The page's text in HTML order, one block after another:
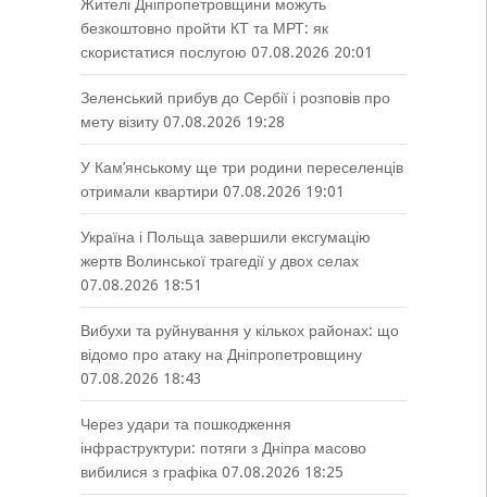
Жителі Дніпропетровщини можуть
безкоштовно пройти КТ та МРТ: як
скористатися послугою 07.08.2026 20:01
Зеленський прибув до Сербії і розповів про
мету візиту 07.08.2026 19:28
У Кам’янському ще три родини переселенців
отримали квартири 07.08.2026 19:01
Україна і Польща завершили ексгумацію
жертв Волинської трагедії у двох селах
07.08.2026 18:51
Вибухи та руйнування у кількох районах: що
відомо про атаку на Дніпропетровщину
07.08.2026 18:43
Через удари та пошкодження
інфраструктури: потяги з Дніпра масово
вибилися з графіка 07.08.2026 18:25